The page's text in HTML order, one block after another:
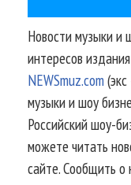
Новости музыки и
интересов издания
NEWSmuz.com
музыки и шоу
Российский шоу-
можете читать
сайте. Сообщить о